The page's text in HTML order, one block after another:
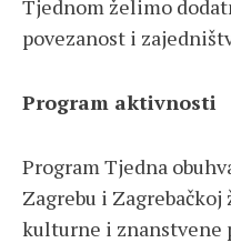
Tjednom želimo
povezanost i
Program aktivnosti
Program Tjedna
Zagrebu i
kulturne i znanstvene